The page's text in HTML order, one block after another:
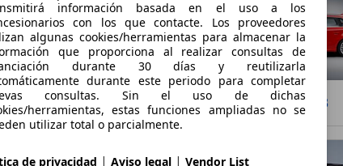
BMW Serie 3 Audi A3
información basada en el uso a los
con los que contacte. Los proveedores
algunas cookies/herramientas para almacenar la
que proporciona al realizar consultas de
durante 30 días y reutilizarla
durante este periodo para completar
consultas. Sin el uso de dichas
herramientas, estas funciones ampliadas no se
utilizar total o parcialmente.
de privacidad | Aviso legal | Vendor List